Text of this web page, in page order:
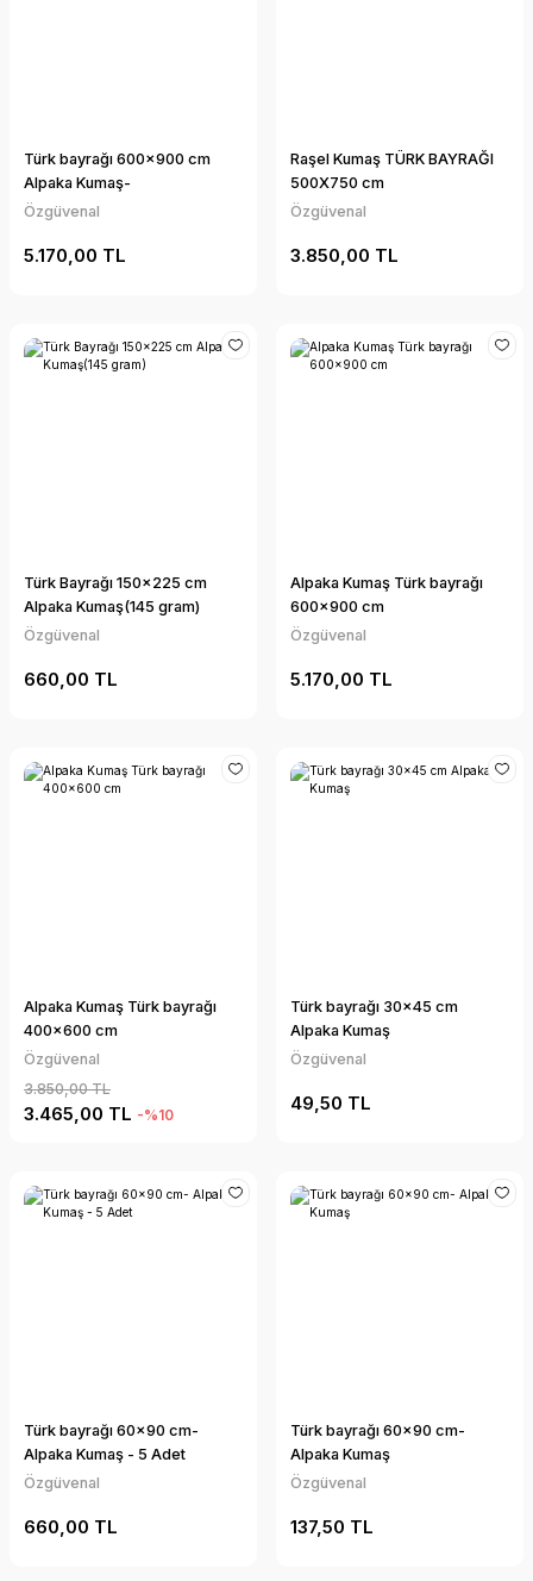
Türk bayrağı 600x900 cm
Alpaka Kumaş-
Özgüvenal
5.170,00 TL
Raşel Kumaş TÜRK BAYRAĞI
500X750 cm
Özgüvenal
3.850,00 TL
Türk Bayrağı 150x225 cm
Alpaka Kumaş(145 gram)
Özgüvenal
660,00 TL
Alpaka Kumaş Türk bayrağı
600x900 cm
Özgüvenal
5.170,00 TL
Alpaka Kumaş Türk bayrağı
400x600 cm
Özgüvenal
3.850,00 TL
3.465,00 TL -%10
Türk bayrağı 30x45 cm
Alpaka Kumaş
Özgüvenal
49,50 TL
Türk bayrağı 60x90 cm-
Alpaka Kumaş - 5 Adet
Özgüvenal
660,00 TL
Türk bayrağı 60x90 cm-
Alpaka Kumaş
Özgüvenal
137,50 TL